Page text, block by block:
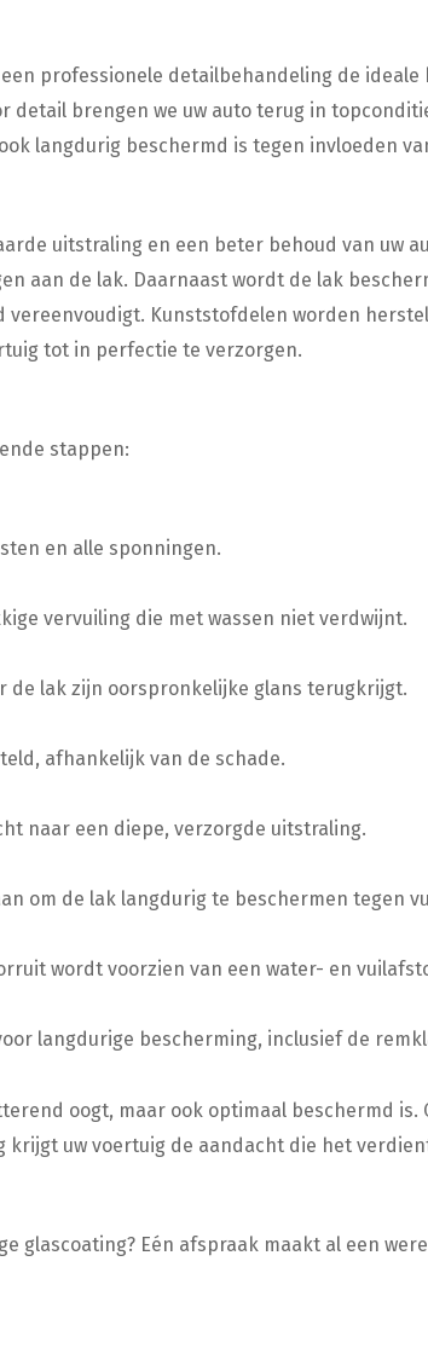
professionele detailbehandeling de
detail brengen we uw auto terug in
langdurig beschermd is tegen invloeden
uitstraling en een beter behoud van uw
aan de lak. Daarnaast wordt de lak
Kunststofdelen worden
tot in perfectie te verzorgen.
stappen:
en alle sponningen.
vervuiling die met wassen niet verdwijnt.
de lak zijn oorspronkelijke glans terugkrijgt.
afhankelijk van de schade.
naar een diepe, verzorgde uitstraling.
om de lak langdurig te beschermen tegen
wordt voorzien van een water- en
langdurige bescherming, inclusief de
oogt, maar ook optimaal beschermd
krijgt uw voertuig de aandacht die het
glascoating? Eén afspraak maakt al een